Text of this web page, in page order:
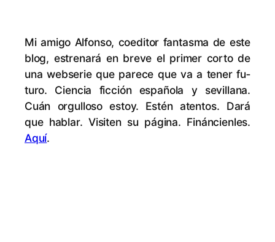
Mi ami­go Al­fon­so, co­edi­tor fan­tas­ma de es­te
blog, es­tre­na­rá en bre­ve el pri­mer cor­to de
una web­se­rie que pa­re­ce que va a te­ner fu­
tu­ro. Cien­cia fic­ción es­pa­ño­la y se­vi­lla­na.
Cuán or­gu­llo­so es­toy. Es­tén aten­tos. Da­rá
que ha­blar. Vi­si­ten su pá­gi­na. Fi­nán­cien­les.
Aquí.